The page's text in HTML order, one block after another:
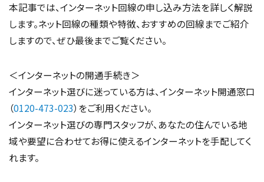
本記事では、インターネット回線の申し込み方法を詳しく解説
します。ネット回線の種類や特徴、おすすめの回線までご紹介
しますので、ぜひ最後までご覧ください。
＜インターネットの開通手続き＞
インターネット選びに迷っている方は、インターネット開通窓口
（0120-473-023）をご利用ください。
インターネット選びの専門スタッフが、あなたの住んでいる地
域や要望に合わせてお得に使えるインターネットを手配してく
れます。